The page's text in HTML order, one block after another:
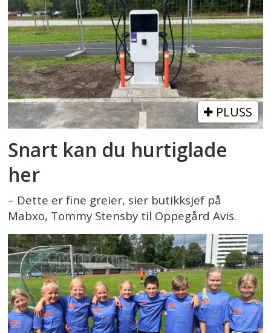
PLUSS
Snart kan du hurtiglade
her
– Dette er fine greier, sier butikksjef på
Mabxo, Tommy Stensby til Oppegård Avis.